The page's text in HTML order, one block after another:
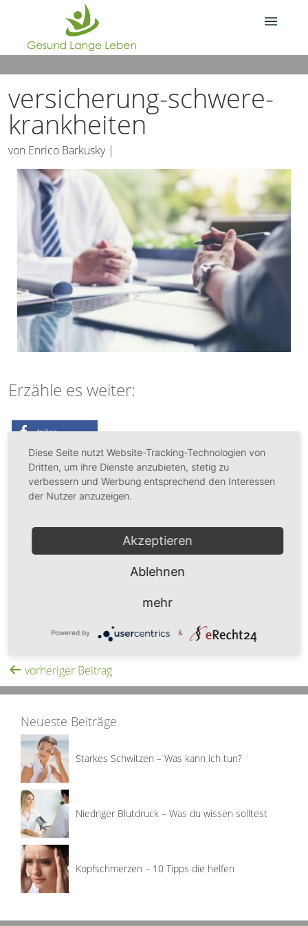
Deine Frage?
versicherung-schwere-
krankheiten
von Enrico Barkusky|
Erzähle es weiter:
teilen
Das könnte Dich auch interessieren:
Starkes Schwitzen – Was kann ich tun?
Wie kann ich einem Herzinfarkt vorbeugen?
vorheriger Beitrag
Neueste Beiträge
Starkes Schwitzen – Was kann ich tun?
Niedriger Blutdruck – Was du wissen solltest
Kopfschmerzen – 10 Tipps die helfen
Diese Seite nutzt Website-Tracking-Technologien von
Dritten, um ihre Dienste anzubieten, stetig zu
verbessern und Werbung entsprechend den Interessen
der Nutzer anzuzeigen.
Akzeptieren
Ablehnen
mehr
Powered by &